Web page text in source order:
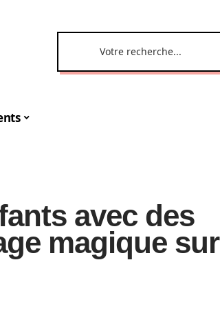
avec des
magique sur